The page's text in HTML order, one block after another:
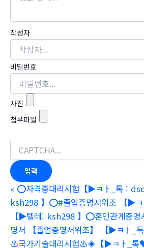
작성자
비밀번호
사진
첨부파일
« ⭕️자격증대리시험【▶ㅋㅏ_톡 :
ksh298 】⭕️#졸업증명서위조 【▶ㅋ
【▶텔레: ksh298 】⭕️혼인관계증명
명서 【졸업증명서위조】 【▶ㅋㅏ_
♨️국가기술대리시험♨️◈【▶ㅋㅏ_